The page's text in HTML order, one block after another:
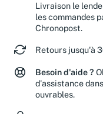
Livraison le
les commandes
Chronopost.
Retours jusqu'à
Besoin d'aide ?
d'assistance
ouvrables.